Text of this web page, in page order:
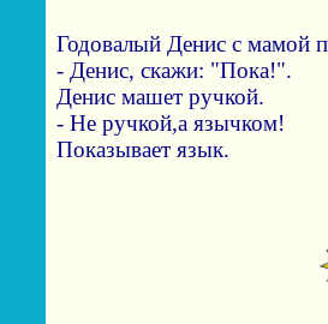
Годовалый Денис с мамой
- Денис, скажи: "Пока!".
Денис машет ручкой.
- Не ручкой,а язычком!
Показывает язык.